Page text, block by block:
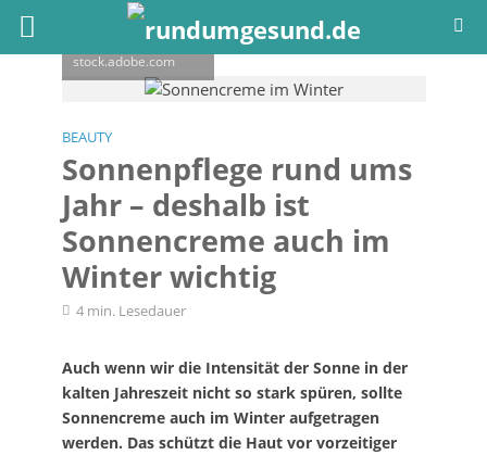
braucht Ihre Haut
einen Sonnenschutz
stock.adobe.com
BEAUTY
Sonnenpflege rund ums
Jahr – deshalb ist
Sonnencreme auch im
Winter wichtig
4 min. Lesedauer
Auch wenn wir die Intensität der Sonne in der
kalten Jahreszeit nicht so stark spüren, sollte
Sonnencreme auch im Winter aufgetragen
werden. Das schützt die Haut vor vorzeitiger